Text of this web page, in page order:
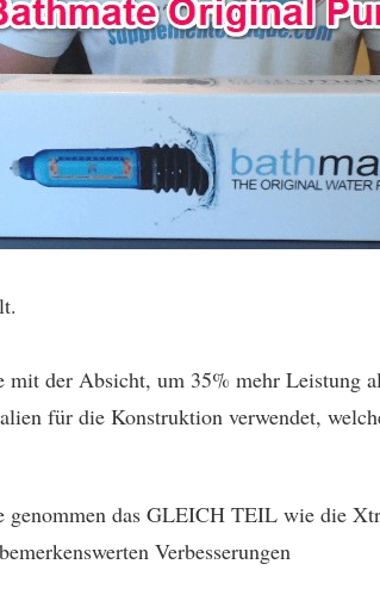
der Absicht, um 35% mehr Leistung
für die Konstruktion verwendet,
das GLEICH TEIL wie die
Verbesserungen